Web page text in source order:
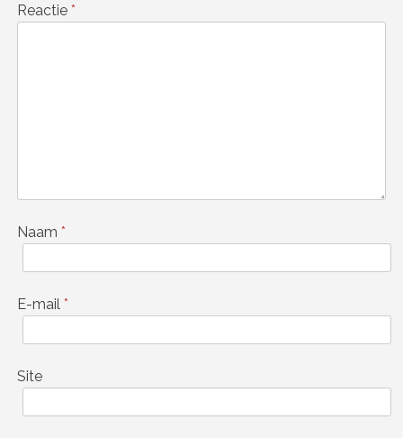
Reactie *
Naam *
E-mail *
Site